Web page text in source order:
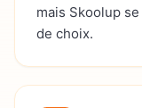
mais Skoolup
de choix.